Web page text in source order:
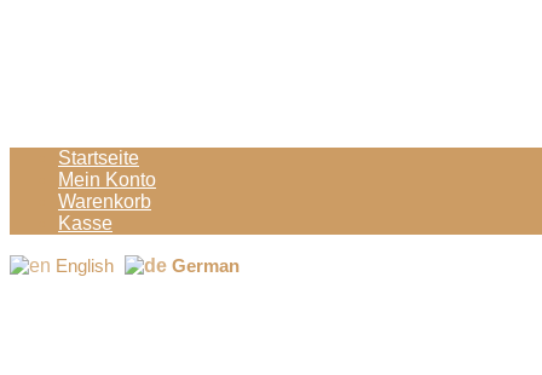
Startseite
Mein Konto
Warenkorb
Kasse
English
German